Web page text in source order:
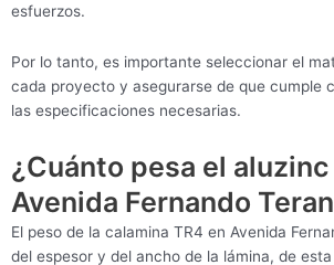
esfuerzos.
Por lo tanto, es importante seleccionar el
cada proyecto y asegurarse de que cumple
las especificaciones necesarias.
¿Cuánto pesa el aluzinc
Avenida Fernando
El peso de la calamina TR4 en Avenida
del espesor y del ancho de la lámina, de